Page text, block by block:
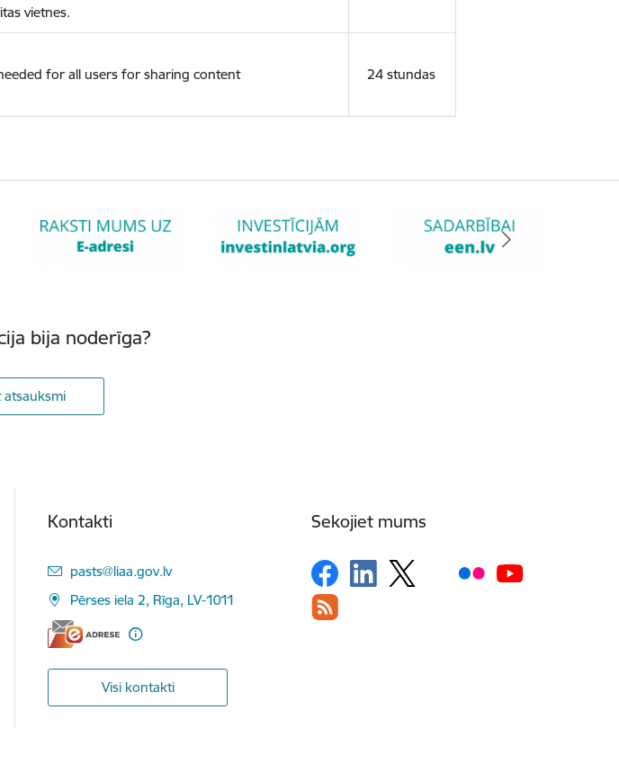
vietnes.
for all users for sharing content 24 stundas
bija noderīga?
atsauksmi
Kontakti
E-pasts:
pasts@liaa.gov.lv
Pērses iela 2, Rīga, LV-1011
Visi kontakti
Sekojiet mums